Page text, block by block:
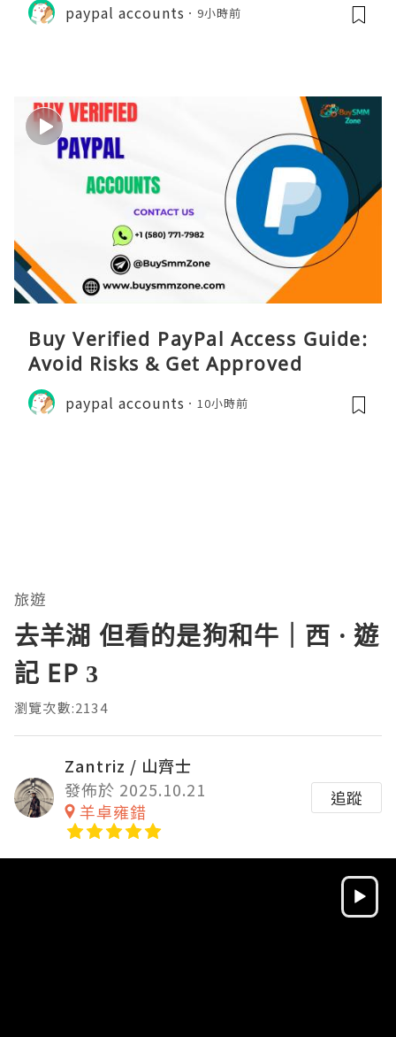
paypal accounts 9小時前
Buy Verified PayPal Access Guide:
Avoid Risks & Get Approved
paypal accounts 10小時前
旅遊
去羊湖 但看的是狗和牛｜西 · 遊
記 EP 3
瀏覽次數:2134
Zantriz / 山齊士
發佈於 2025.10.21
羊卓雍錯
追蹤